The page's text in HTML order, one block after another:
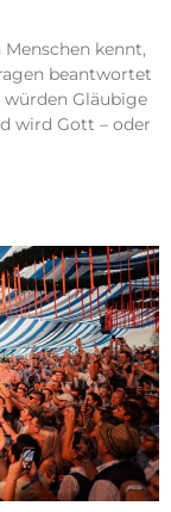
kennt,
beantwortet
Gläubige
wird Gott – oder